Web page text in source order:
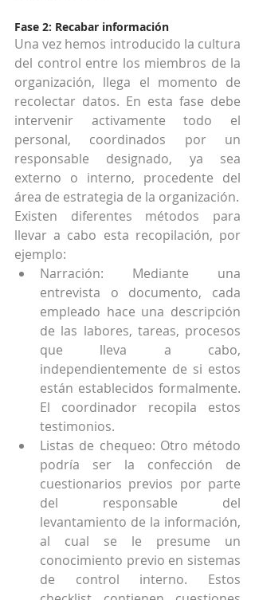
Fase 2: Recabar información
Una vez hemos introducido la cultura
del control entre los miembros de la
organización, llega el momento de
recolectar datos. En esta fase debe
intervenir activamente todo el
personal, coordinados por un
responsable designado, ya sea
externo o interno, procedente del
área de estrategia de la organización.
Existen diferentes métodos para
llevar a cabo esta recopilación, por
ejemplo:
Narración: Mediante una
entrevista o documento, cada
empleado hace una descripción
de las labores, tareas, procesos
que lleva a cabo,
independientemente de si estos
están establecidos formalmente.
El coordinador recopila estos
testimonios.
Listas de chequeo: Otro método
podría ser la confección de
cuestionarios previos por parte
del responsable del
levantamiento de la información,
al cual se le presume un
conocimiento previo en sistemas
de control interno. Estos